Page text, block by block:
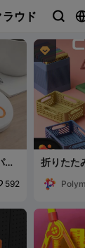
ウド 
ー
592

折りたた